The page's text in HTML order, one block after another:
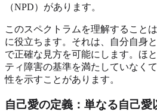
（NPD）があります。
このスペクトラムを理解すること
に役立ちます。それは、自分自身
で正確な見方を可能にします。ほ
ティ障害の基準を満たしていなく
性を示すことがあります。
自己愛の定義：単なる自己愛